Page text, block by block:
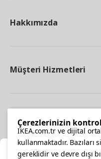
Hakkımızda
Müşteri Hizmetleri
Çerezlerinizin
IKEA.com.tr ve dijital
kullanmaktadır. Bazıları
gereklidir ve devre dışı